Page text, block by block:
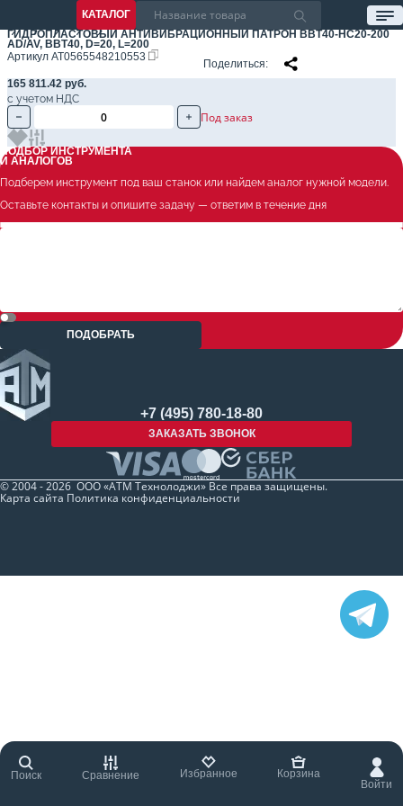
КАТАЛОГ
Поиск Сравнение Избранное
Корзина
Войти
ГИДРОПЛАСТОВЫЙ АНТИВИБРАЦИОННЫЙ ПАТРОН BBT40-HC20-200
AD/AV, BBT40, D=20, L=200
Артикул AT0565548210553
Поделиться
165 811.42 руб.
с учетом НДС
Под заказ
ПОДБОР ИНСТРУМЕНТА
И АНАЛОГОВ
Подберем инструмент под ваш станок или найдем аналог нужной модели.
Оставьте контакты и опишите задачу — ответим в течение дня
ПОДОБРАТЬ
+7 (495) 780-18-80
ЗАКАЗАТЬ ЗВОНОК
© 2004 - 2026 ООО «АТМ Технолоджи» Все права защищены.
Карта сайта Политика конфиденциальности